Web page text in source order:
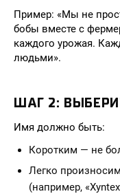
Пример: «Мы не
бобы вместе с
каждого урожая.
людьми».
ШАГ 2:
Имя должно быть:
Коротким — не
Легко
(например,